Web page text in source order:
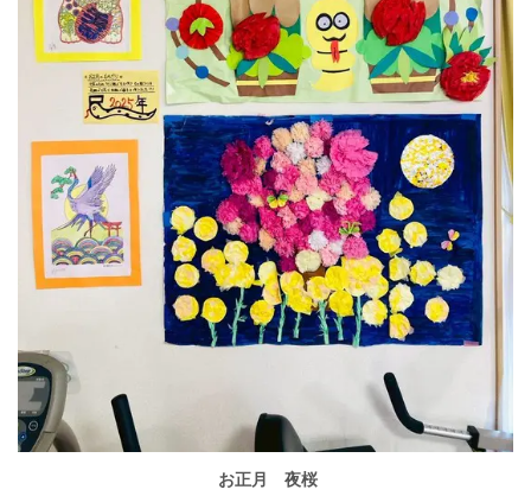
お正月 夜桜